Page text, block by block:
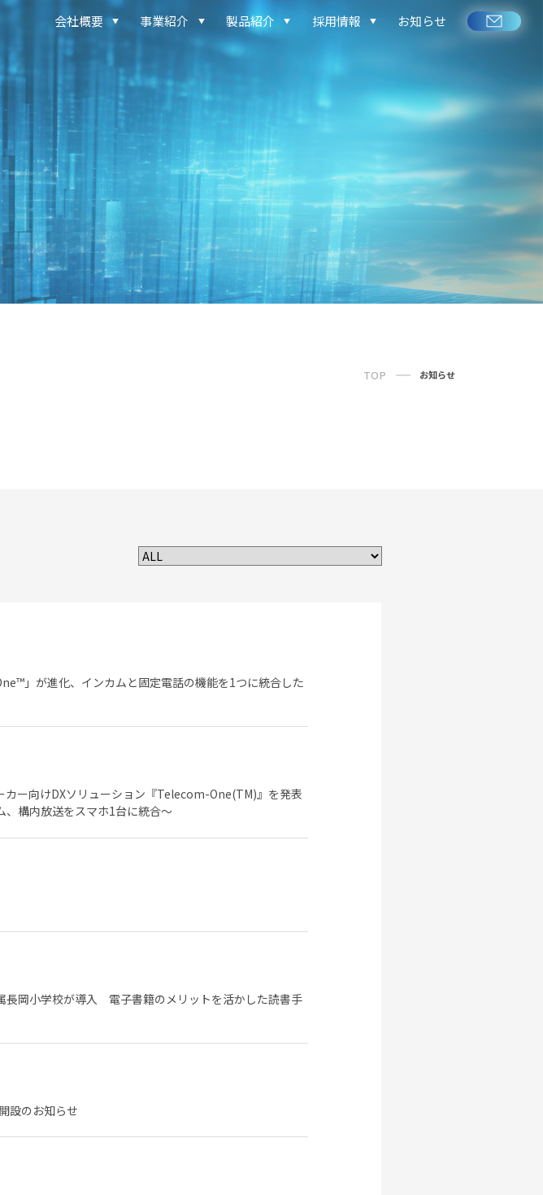
会社概要 事業紹介 製品紹介 採用情報 お知らせ
TOP お知らせ
」が進化、インカムと固定電話の機能を1つに統合した
カー向けDXソリューション『Telecom-One(TM)』を発表
、構内放送をスマホ1台に統合～
長岡小学校が導入 電子書籍のメリットを活かした読書手
設のお知らせ